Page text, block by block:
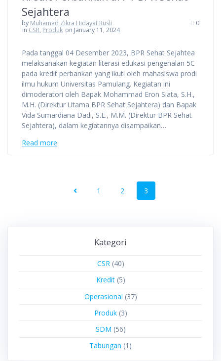
Sejahtera
by Muhamad Zikra Hidayat Rusli
in CSR, Produk on January 11, 2024
0
Pada tanggal 04 Desember 2023, BPR Sehat Sejahtea
melaksanakan kegiatan literasi edukasi pengenalan 5C
pada kredit perbankan yang ikuti oleh mahasiswa prodi
ilmu hukum Universitas Pamulang. Kegiatan ini
dimoderatori oleh Bapak Mohammad Eron Siata, S.H.,
M.H. (Direktur Utama BPR Sehat Sejahtera) dan Bapak
Vida Sumardiana Dadi, S.E., M.M. (Direktur BPR Sehat
Sejahtera), dalam kegiatannya disampaikan…
Read more
1 2 3
Kategori
CSR(40)
Kredit(5)
Operasional (37)
Produk(3)
SDM (56)
Tabungan (1)